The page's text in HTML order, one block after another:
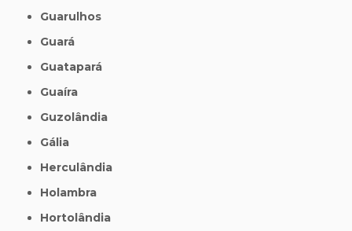
Guarulhos
Guará
Guatapará
Guaíra
Guzolândia
Gália
Herculândia
Holambra
Hortolândia